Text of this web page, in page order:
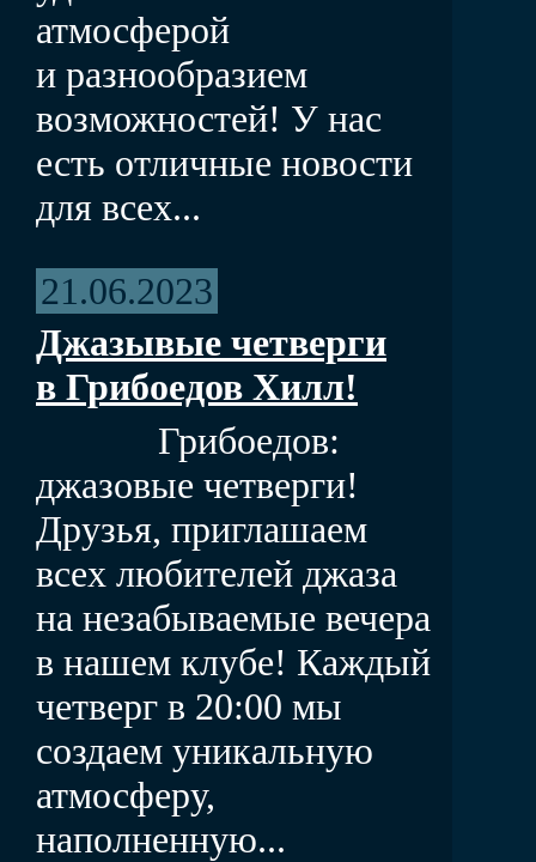
атмосферой
и разнообразием
возможностей! У нас
есть отличные новости
для всех...
21.06.2023
Джазывые четверги
в Грибоедов Хилл!
Грибоедов:
джазовые четверги!
Друзья, приглашаем
всех любителей джаза
на незабываемые вечера
в нашем клубе! Каждый
четверг в 20:00 мы
создаем уникальную
атмосферу,
наполненную...